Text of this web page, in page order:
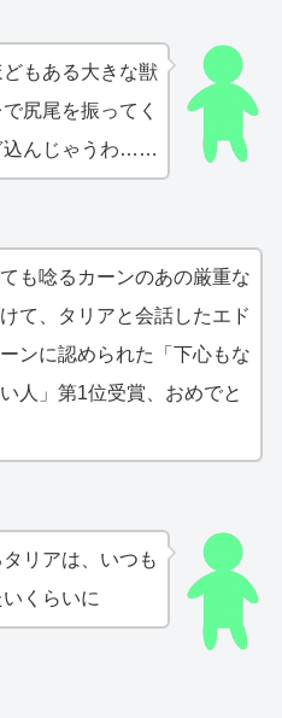
もある大きな獣
尻尾を振ってく
込んじゃうわ……
も唸るカーンのあの厳重な
て、タリアと会話したエド
ンに認められた「下心もな
人」第1位受賞、おめでと
リアは、いつも
くらいに